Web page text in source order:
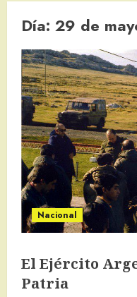
Día: 29 de
Nacional
El Ejército
Patria